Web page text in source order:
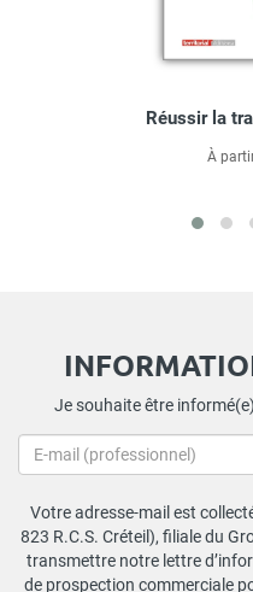
Réussir la
À
Je souhaite être
Votre adresse-mail est
823 R.C.S. Créteil), filiale du
transmettre notre lettre
de prospection commerciale